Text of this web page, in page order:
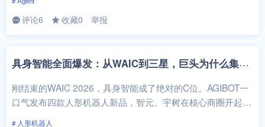
评论6 收藏0 举报
具
身智能全面爆发：从WAIC到三星，巨头为什么集体下场
刚结束的WAIC 2026，具身智能成了绝对的C位。AGIBOT一
口气发布四款人形机器人新品，智元、宇树在核心商圈开起了
# 人形机器人